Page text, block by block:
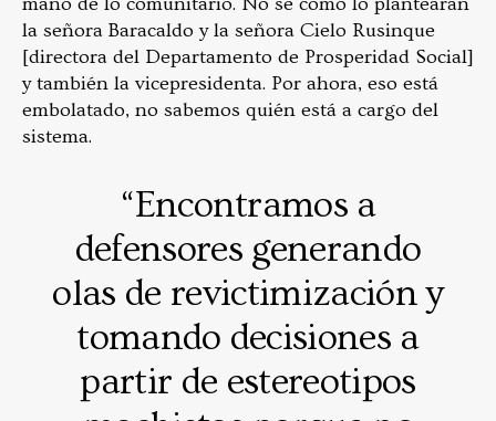
la señora Baracaldo y la señora Cielo Rusinque
[directora del Departamento de Prosperidad Social]
y también la vicepresidenta. Por ahora, eso está
embolatado, no sabemos quién está a cargo del
sistema.
“Encontramos a
defensores generando
olas de revictimización y
tomando decisiones a
partir de estereotipos